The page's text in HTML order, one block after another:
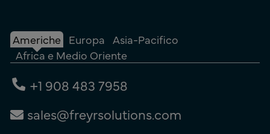
Americhe Europa Asia-Pacifico
Africa e Medio Oriente
+1 908 483 7958
sales@freyrsolutions.com